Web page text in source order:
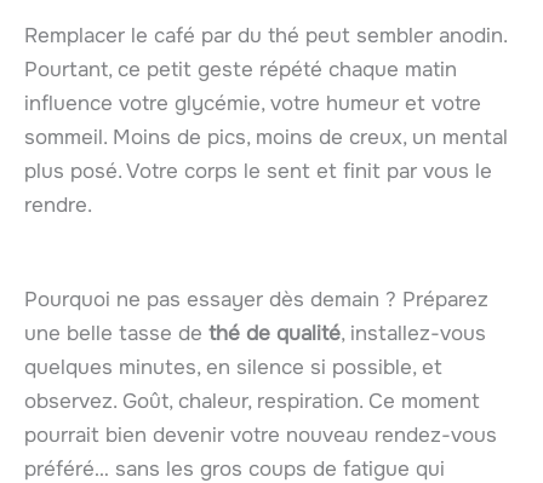
Remplacer le café par du thé peut sembler anodin.
Pourtant, ce petit geste répété chaque matin
influence votre glycémie, votre humeur et votre
sommeil. Moins de pics, moins de creux, un mental
plus posé. Votre corps le sent et finit par vous le
rendre.
Pourquoi ne pas essayer dès demain ? Préparez
une belle tasse de thé de qualité, installez-vous
quelques minutes, en silence si possible, et
observez. Goût, chaleur, respiration. Ce moment
pourrait bien devenir votre nouveau rendez-vous
préféré… sans les gros coups de fatigue qui